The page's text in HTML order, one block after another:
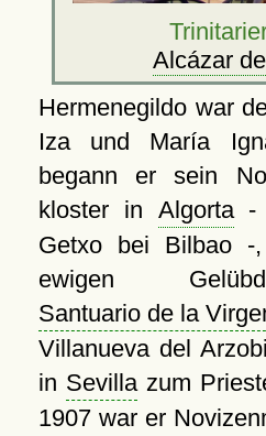
Alcázar
Hermenegildo war
Iza und María
begann er sein
kloster in Algorta-
Getxo bei Bilbao
ewigen
Santuario de la
Villanueva del
in Sevillazum
1907 war er